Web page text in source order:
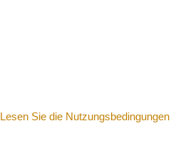
Lesen Sie die Nutzungsbedingungen